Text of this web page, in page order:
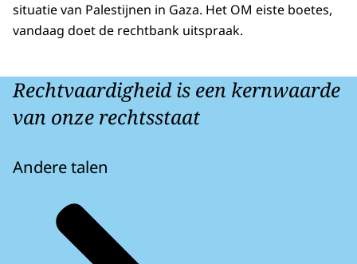
situatie van Palestijnen in Gaza. Het OM eiste boetes,
vandaag doet de rechtbank uitspraak.
Rechtvaardigheid is een kernwaarde
van onze rechtsstaat
Andere talen